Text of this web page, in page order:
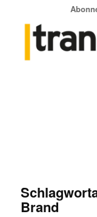
Brand